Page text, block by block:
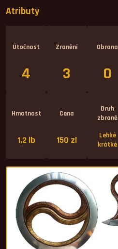
Atributy
Útočnost
4
Zranění
3
Obrana
0
Hmotnost
1,2 lb
Cena
150 zl
Druh
zbraně
Lehké
krátké